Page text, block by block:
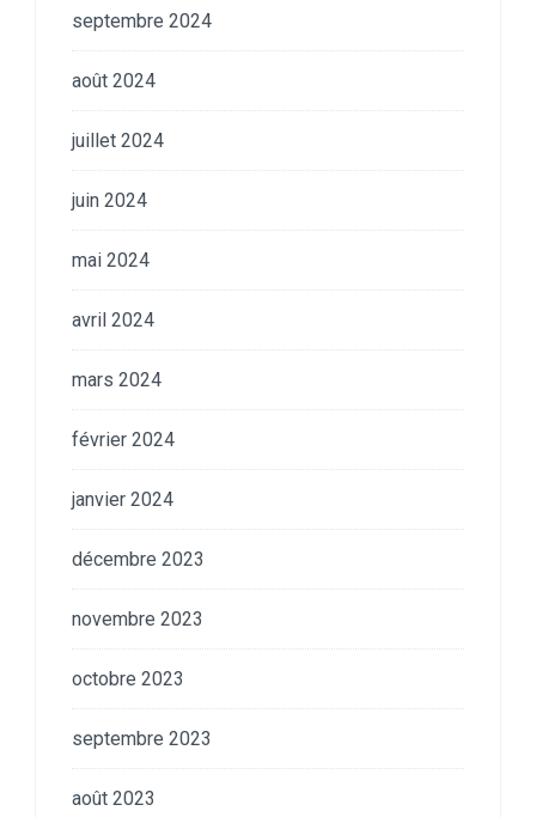
septembre 2024
août 2024
juillet 2024
juin 2024
mai 2024
avril 2024
mars 2024
février 2024
janvier 2024
décembre 2023
novembre 2023
octobre 2023
septembre 2023
août 2023